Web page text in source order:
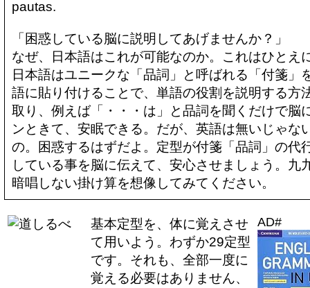
pautas.
「困惑している脳に説明してあげませんか？」
なぜ、日本語はこれが可能なのか。これはひとえ
日本語はユニークな「品詞」と呼ばれる「付箋」
語に貼り付けることで、単語の役割を説明する方
取り、例えば「・・・は」と品詞を聞くだけで脳
ンときて、安眠できる。だが、英語は無いじゃな
の。困惑するはずだよ。定型が付箋「品詞」の代
している事を脳に伝えて、安心させましょう。九
暗唱しない掛け算を想像してみてください。
AD#
基本定型を、体に覚えさせ
て用いよう。わずか29定型
です。それも、全部一度に
覚える必要はありません、